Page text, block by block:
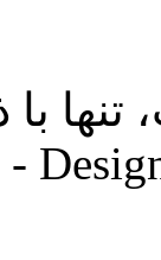
با